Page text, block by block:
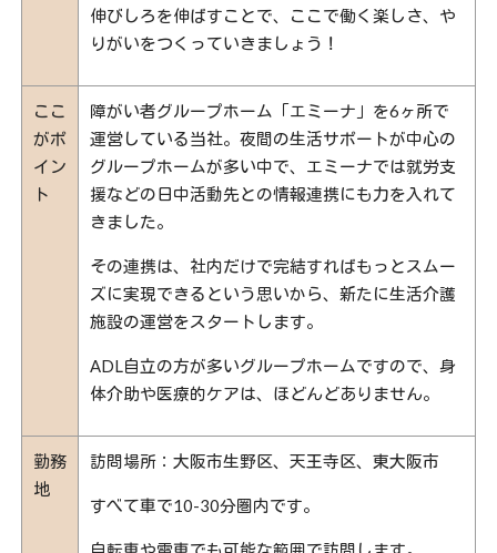
伸びしろを伸ばすことで、ここで働く楽しさ、や
りがいをつくっていきましょう！
ここ
がポ
イン
ト
障がい者グループホーム「エミーナ」を6ヶ所で
運営している当社。夜間の生活サポートが中心の
グループホームが多い中で、エミーナでは就労支
援などの日中活動先との情報連携にも力を入れて
きました。
その連携は、社内だけで完結すればもっとスムー
ズに実現できるという思いから、新たに生活介護
施設の運営をスタートします。
ADL自立の方が多いグループホームですので、身
体介助や医療的ケアは、ほどんどありません。
勤務
地
訪問場所：大阪市生野区、天王寺区、東大阪市
すべて車で10-30分圏内です。